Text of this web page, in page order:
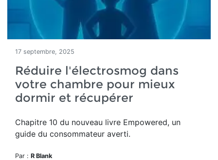
17 septembre, 2025
Réduire l'électrosmog dans
votre chambre pour mieux
dormir et récupérer
Chapitre 10 du nouveau livre Empowered, un
guide du consommateur averti.
Par : R Blank